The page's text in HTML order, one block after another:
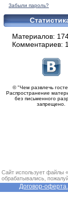
Забыли пароль?
Материалов:
Комментариев:
© "Чем развлечь
Распространение
без письменного
запрещено.
Сайт использует файлы
обрабатывались,
Договор-оферта.